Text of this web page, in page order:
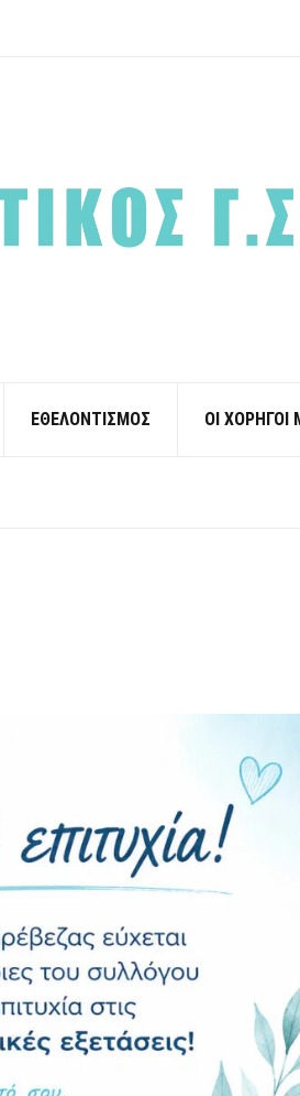
ΕΘΕΛΟΝΤΙΣΜΟΣ ΟΙ ΧΟΡΗΓΟΙ